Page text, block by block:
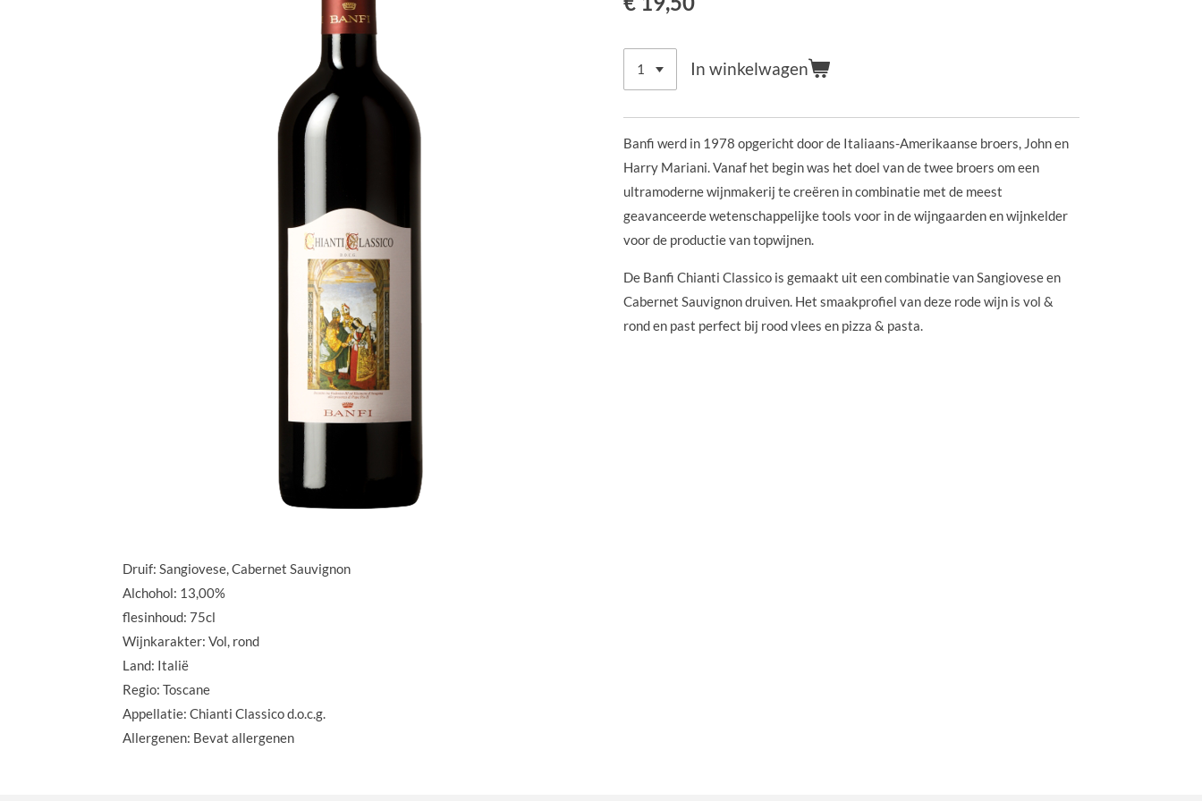
In winkelwagen
Banfi werd in 1978 opgericht door de Italiaans-Amerikaanse broers, John en
Harry Mariani. Vanaf het begin was het doel van de twee broers om een
ultramoderne wijnmakerij te creëren in combinatie met de meest
geavanceerde wetenschappelijke tools voor in de wijngaarden en wijnkelder
voor de productie van topwijnen.
De Banfi Chianti Classico is gemaakt uit een combinatie van Sangiovese en
Cabernet Sauvignon druiven. Het smaakprofiel van deze rode wijn is vol &
rond en past perfect bij rood vlees en pizza & pasta.
Druif: Sangiovese, Cabernet Sauvignon
Alchohol: 13,00%
flesinhoud: 75cl
Wijnkarakter: Vol, rond
Land: Italië
Regio: Toscane
Appellatie: Chianti Classico d.o.c.g.
Allergenen: Bevat allergenen